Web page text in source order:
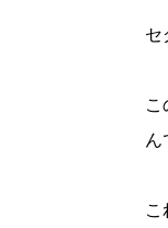
セ
こ
ん
こ